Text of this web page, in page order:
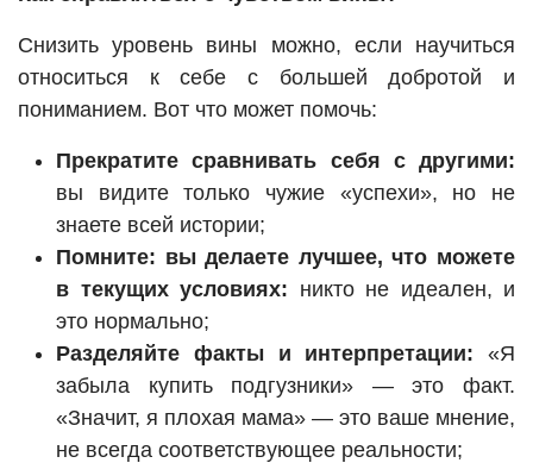
Снизить уровень вины можно, если научиться
относиться к себе с большей добротой и
пониманием. Вот что может помочь:
Прекратите сравнивать себя с другими:
вы видите только чужие «успехи», но не
знаете всей истории;
Помните: вы делаете лучшее, что можете
в текущих условиях: никто не идеален, и
это нормально;
Разделяйте факты и интерпретации: «Я
забыла купить подгузники» — это факт.
«Значит, я плохая мама» — это ваше мнение,
не всегда соответствующее реальности;